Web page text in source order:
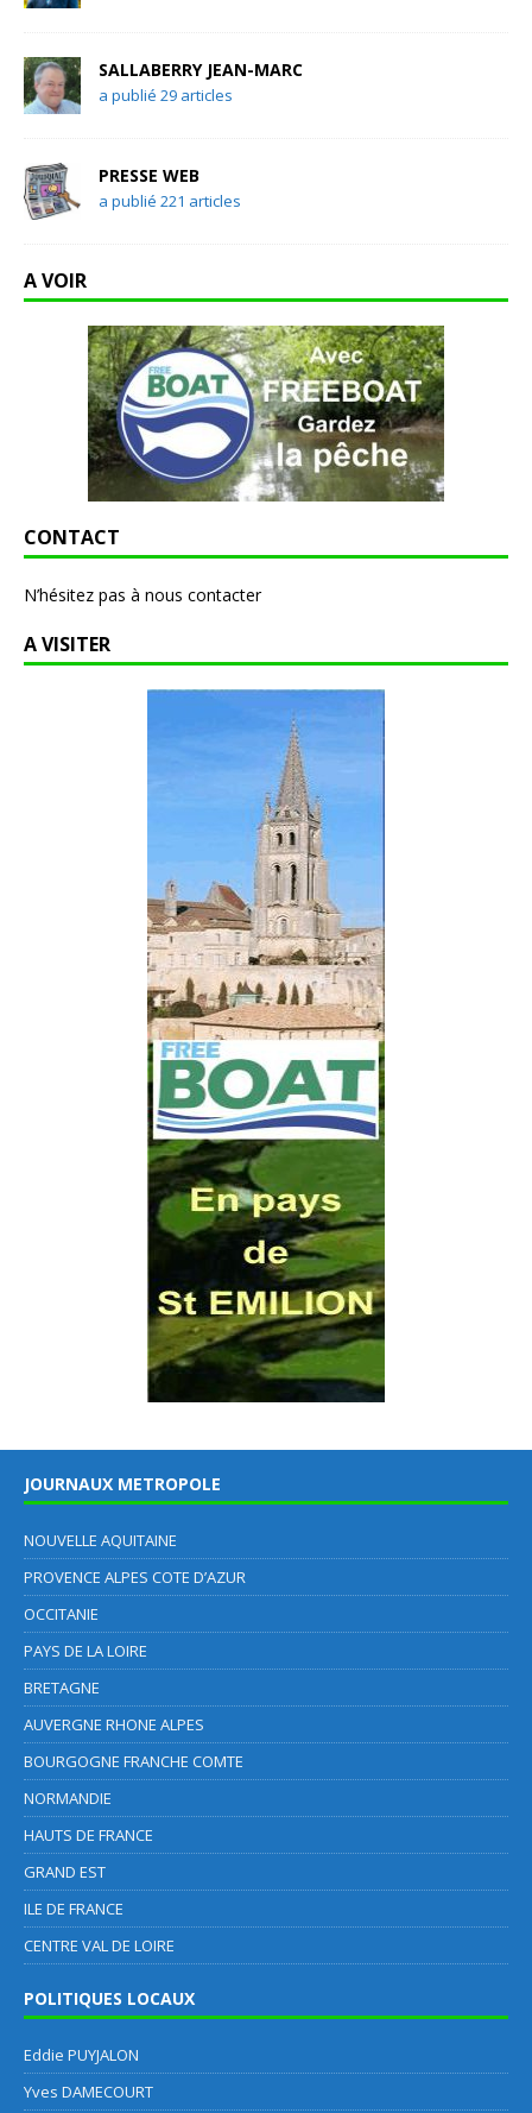
SALLABERRY JEAN-MARC
a publié 29 articles
PRESSE WEB
a publié 221 articles
A VOIR
CONTACT
N’hésitez pas à nous contacter
A VISITER
JOURNAUX METROPOLE
NOUVELLE AQUITAINE
PROVENCE ALPES COTE D’AZUR
OCCITANIE
PAYS DE LA LOIRE
BRETAGNE
AUVERGNE RHONE ALPES
BOURGOGNE FRANCHE COMTE
NORMANDIE
HAUTS DE FRANCE
GRAND EST
ILE DE FRANCE
CENTRE VAL DE LOIRE
POLITIQUES LOCAUX
Eddie PUYJALON
Yves DAMECOURT